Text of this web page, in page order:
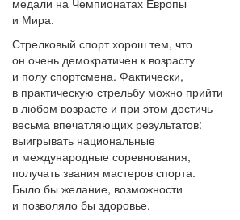
медали на Чемпионатах Европы
и Мира.
Стрелковый спорт хорош тем, что
он очень демократичен к возрасту
и полу спортсмена. Фактически,
в практическую стрельбу можно прийти
в любом возрасте и при этом достичь
весьма впечатляющих результатов:
выигрывать национальные
и международные соревнования,
получать звания мастеров спорта.
Было бы желание, возможности
и позволяло бы здоровье.